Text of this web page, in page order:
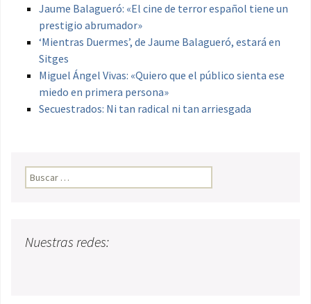
Jaume Balagueró: «El cine de terror español tiene un
prestigio abrumador»
‘Mientras Duermes’, de Jaume Balagueró, estará en
Sitges
Miguel Ángel Vivas: «Quiero que el público sienta ese
miedo en primera persona»
Secuestrados: Ni tan radical ni tan arriesgada
Buscar:
Nuestras redes: